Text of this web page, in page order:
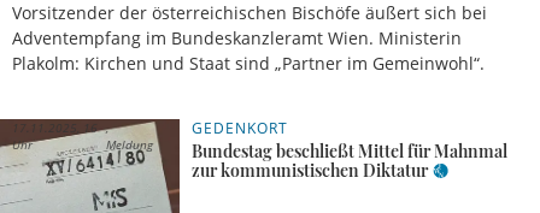
Vorsitzender der österreichischen Bischöfe äußert sich bei
Adventempfang im Bundeskanzleramt Wien. Ministerin
Plakolm: Kirchen und Staat sind „Partner im Gemeinwohl“.
GEDENKORT
Bundestag beschließt Mittel für Mahnmal
zur kommunistischen Diktatur
17.11.2025, 16
Uhr
Meldung